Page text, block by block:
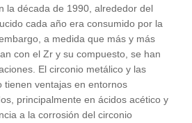
la década de 1990, alrededor del
cada año era consumido por la
a medida que más y más
con el Zr y su compuesto, se han
El circonio metálico y las
tienen ventajas en entornos
principalmente en ácidos acético y
a la corrosión del circonio